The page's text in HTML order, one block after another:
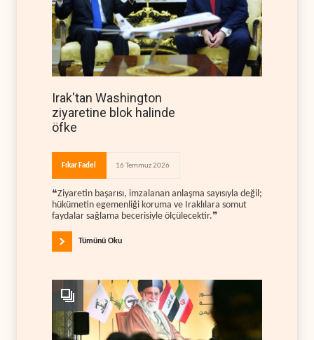
Irak'tan Washington
ziyaretine blok halinde
öfke
Fıkar Fadel 16 Temmuz 2026
❝Ziyaretin başarısı, imzalanan anlaşma sayısıyla değil;
hükümetin egemenliği koruma ve Iraklılara somut
faydalar sağlama becerisiyle ölçülecektir.❞
Tümünü Oku